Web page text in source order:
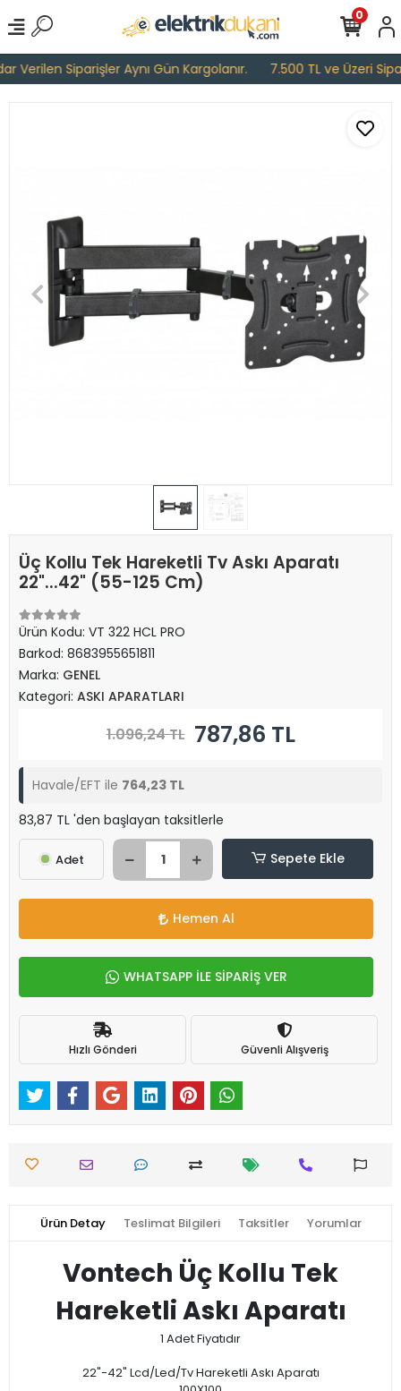
Siparişler Aynı Gün Kargolanır. 7.500 TL ve Üzeri
0
Üç Kollu Tek Hareketli Tv Askı Aparatı
22"...42" (55-125 Cm)
Ürün Kodu: VT 322 HCL PRO
Barkod: 8683955651811
Marka: GENEL
Kategori: ASKI APARATLARI
1.096,24 TL 787,86 TL
Havale/EFT ile 764,23 TL
83,87 TL 'den başlayan taksitlerle
Adet Sepete Ekle
Hemen Al
WHATSAPP İLE SİPARİŞ VER
Hızlı Gönderi Güvenli Alışveriş
Ürün Detay Teslimat Bilgileri Taksitler Yorumlar
Vontech Üç Kollu Tek
Hareketli Askı Aparatı
1 Adet Fiyatıdır
22"-42" Lcd/Led/Tv Hareketli Askı Aparatı